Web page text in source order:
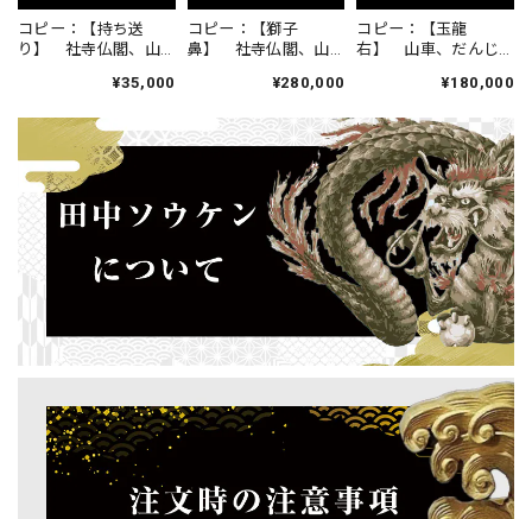
コピー：【持ち送
り】 社寺仏閣、山
¥35,000
コピー：【獅子
鼻】 社寺仏閣、山
６寸 １組（２体）
¥280,000
コピー：【玉龍
右】 山車、だんじ
¥180,000